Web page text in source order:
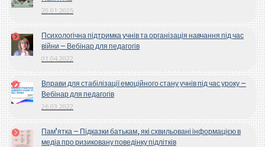
20.01.2025
Психологічна підтримка учнів та організація навчання під час
війни – Вебінар для педагогів
01.04.2022
Вправи для стабілізації емоційного стану учнів під час уроку –
Вебінар для педагогів
26.03.2022
Пам’ятка – Підказки батькам, які схвильовані інформацією в
медіа про ризиковану поведінку підлітків